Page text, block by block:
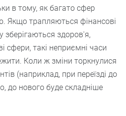
в тому, як багато сфер
Якщо трапляються фінансові
зберігаються здоров'я,
сфери, такі неприємні часи
Коли ж зміни торкнулися
(наприклад, при переїзді до
до нового буде складніше